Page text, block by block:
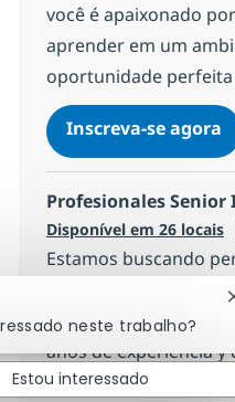
você é apaixonado
aprender em um
oportunidade perfeita
Inscreva-se agora
Profesionales
Disponível em 26 locais
Estamos buscando
tecnología y las
nuestro equipo en
años de experiencia y
entorno innovador,
neste trabalho?
Estou interessado